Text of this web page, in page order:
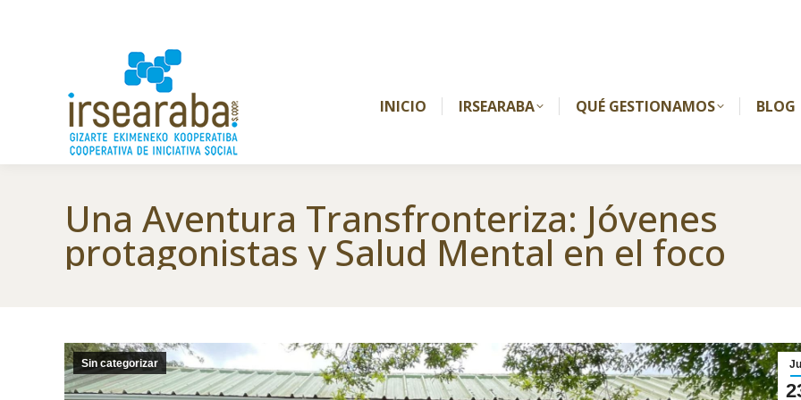
INICIO IRSEARABA QUÉ GESTIONAMOS BLOG
Una Aventura Transfronteriza: Jóvenes
protagonistas y Salud Mental en el foco
Sin categorizar